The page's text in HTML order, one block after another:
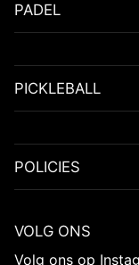
PADEL
PICKLEBALL
POLICIES
VOLG ONS
Volg ons op